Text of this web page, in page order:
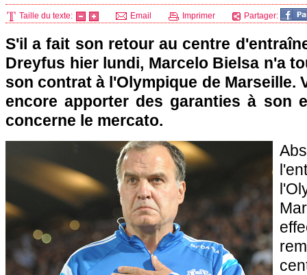
Taille du texte: Email Imprimer Partager:
S'il a fait son retour au centre
Dreyfus hier lundi, Marcelo Bielsa n'a
son contrat à l'Olympique de Marseille.
encore apporter des garanties à son
concerne le mercato.